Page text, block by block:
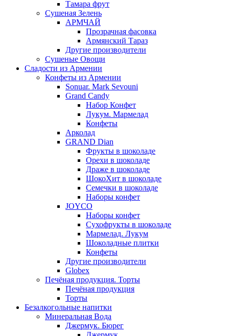
Тамара фрут
Сушеная Зелень
АРМЧАЙ
Прозрачная фасовка
Армянский Тараз
Другие производители
Сушеные Овощи
Сладости из Армении
Конфеты из Армении
Sonuar. Mark Sevouni
Grand Candy
Набор Конфет
Лукум. Мармелад
Конфеты
Арколад
GRAND Dian
Фрукты в шоколаде
Орехи в шоколаде
Драже в шоколаде
ШокоХит в шоколаде
Семечки в шоколаде
Наборы конфет
JOYCO
Наборы конфет
Сухофрукты в шоколаде
Мармелад. Лукум
Шоколадные плитки
Конфеты
Другие производители
Globex
Печёная продукция. Торты
Печёная продукция
Торты
Безалкогольные напитки
Минеральная Вода
Джермук. Бюрег